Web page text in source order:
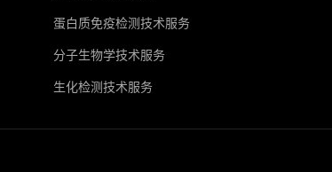
蛋白质免疫检测技术服务
分子生物学技术服务
生化检测技术服务